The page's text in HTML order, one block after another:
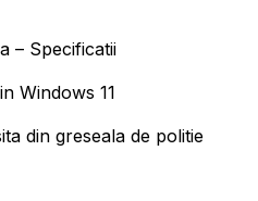
– Specificatii
Windows 11
din greseala de politie